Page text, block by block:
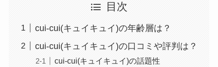
目次
cui-cui(キュイキュイ)の年齢層は？
cui-cui(キュイキュイ)の口コミや評判は？
cui-cui(キュイキュイ)の話題性